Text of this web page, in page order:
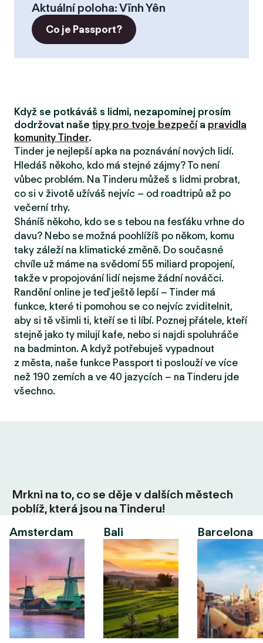
Aktuální poloha:Vĩnh Yên
Co je Passport?
Když se potkáváš s lidmi, nezapomínej prosím
dodržovat naše tipy pro tvoje bezpečía pravidla
komunity Tinder.
Tinder je nejlepší apka na poznávání nových lidí.
Hledáš někoho, kdo má stejné zájmy? To není
vůbec problém. Na Tinderu můžeš s lidmi probrat,
co si v životě užíváš nejvíc – od roadtripů až po
večerní trhy.
Sháníš někoho, kdo se s tebou na fesťáku vrhne do
davu? Nebo se možná poohlížíš po někom, komu
taky záleží na klimatické změně. Do současné
chvíle už máme na svědomí 55 miliard propojení,
takže v propojování lidí nejsme žádní nováčci.
Randění online je teď ještě lepší – Tinder má
funkce, které ti pomohou se co nejvíc zviditelnit,
aby si tě všimli ti, kteří se ti líbí. Poznej přátele, kteří
stejně jako ty milují kafe, nebo si najdi spoluhráče
na badminton. A když potřebuješ vypadnout
z města, naše funkce Passport ti poslouží ve více
než 190 zemích a ve 40 jazycích – na Tinderu jde
všechno.
Mrkni na to, co se děje v dalších městech
poblíž, která jsou na Tinderu!
Amsterdam
Bali Barcelona